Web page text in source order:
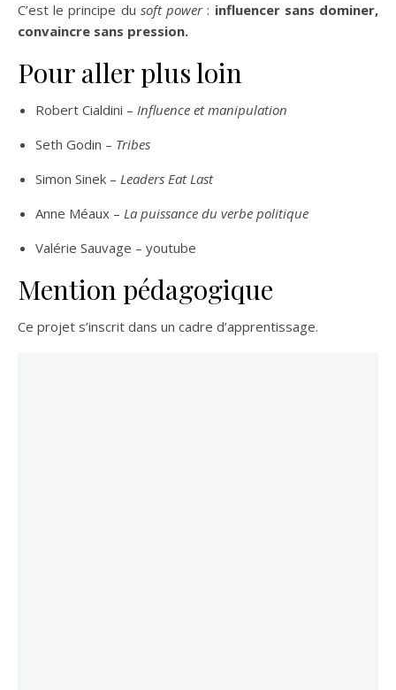
C’est le principe du soft power: influencer sans dominer,
convaincre sans pression.
Pour aller plus loin
Robert Cialdini – Influence et manipulation
Seth Godin – Tribes
Simon Sinek – Leaders Eat Last
Anne Méaux – La puissance du verbe politique
Valérie Sauvage – youtube
Mention pédagogique
Ce projet s’inscrit dans un cadre d’apprentissage.